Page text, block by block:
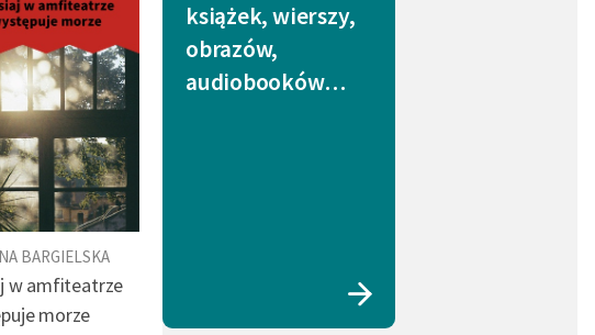
BARGIELSKA
w amfiteatrze
morze
książek, wierszy,
obrazów,
audiobooków…